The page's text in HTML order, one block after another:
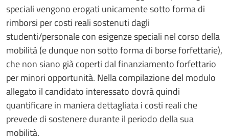
speciali vengono erogati unicamente sotto forma di
rimborsi per costi reali sostenuti dagli
studenti/personale con esigenze speciali nel corso della
mobilità (e dunque non sotto forma di borse forfettarie),
che non siano già coperti dal finanziamento forfettario
per minori opportunità. Nella compilazione del modulo
allegato il candidato interessato dovrà quindi
quantificare in maniera dettagliata i costi reali che
prevede di sostenere durante il periodo della sua
mobilità.